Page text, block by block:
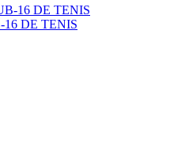
DE TENIS